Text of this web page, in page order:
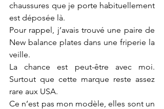
chaussures que je porte habituellement
est déposée là.
Pour rappel, j’avais trouvé une paire de
New balance plates dans une friperie la
veille.
La chance est peut-être avec moi.
Surtout que cette marque reste assez
rare aux USA.
Ce n’est pas mon modèle, elles sont un